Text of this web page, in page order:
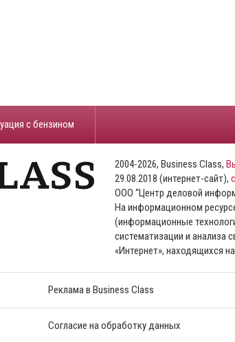
с бензином
2004-2026, Business Class,
29.08.2018 (интернет-сайт),
ООО “Центр деловой
На информационном
(информационные
систематизации и анализа
«Интернет», находящихся
Реклама в Business Class
Согласие на обработку данных